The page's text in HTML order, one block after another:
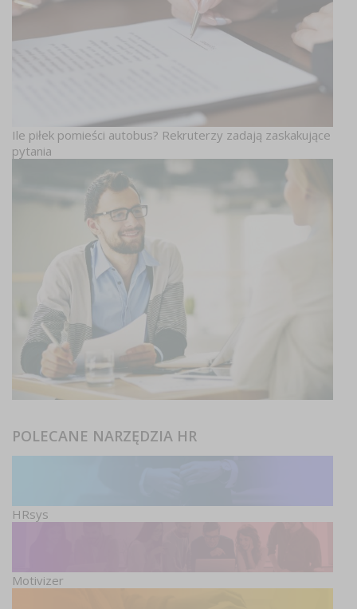
Ile piłek pomieści autobus? Rekruterzy zadają zaskakujące
pytania
POLECANE NARZĘDZIA HR
HRsys
Motivizer